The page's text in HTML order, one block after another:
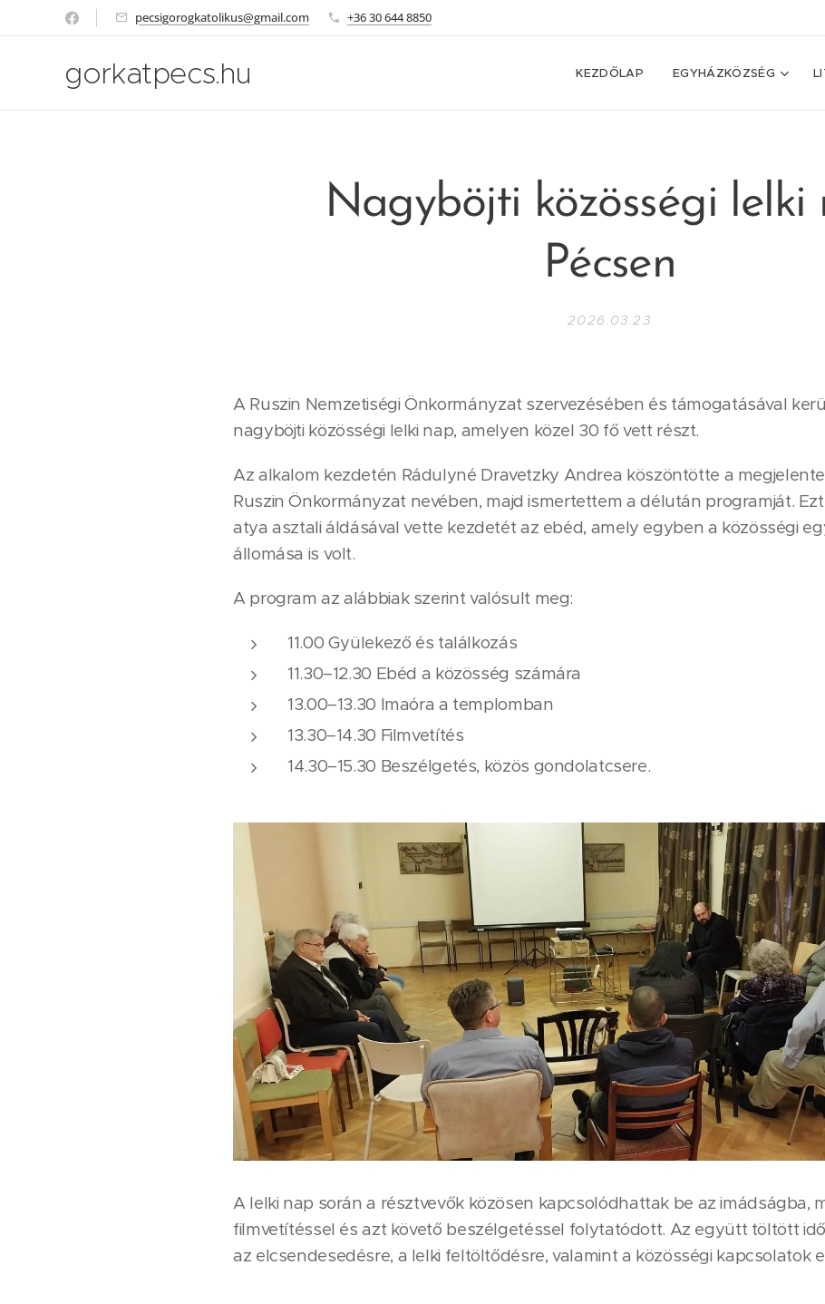
pecsigorogkatolikus@gmail.com +36 30 644 8850
gorkatpecs.hu KEZDŐLAP EGYHÁZKÖZSÉG
Nagyböjti közösségi lelki
Pécsen
2026.03.23
A Ruszin Nemzetiségi Önkormányzat szervezésében és támogatásával
nagyböjti közösségi lelki nap, amelyen közel 30 fő vett részt.
Az alkalom kezdetén Rádulyné Dravetzky Andrea köszöntötte a
Ruszin Önkormányzat nevében, majd ismertettem a délután programját.
atya asztali áldásával vette kezdetét az ebéd, amely egyben a közösségi
állomása is volt.
A program az alábbiak szerint valósult meg:
11.00 Gyülekező és találkozás
11.30–12.30 Ebéd a közösség számára
13.00–13.30 Imaóra a templomban
13.30–14.30 Filmvetítés
14.30–15.30 Beszélgetés, közös gondolatcsere.
A lelki nap során a résztvevők közösen kapcsolódhattak be az imádságba,
filmvetítéssel és azt követő beszélgetéssel folytatódott. Az együtt töltött
az elcsendesedésre, a lelki feltöltődésre, valamint a közösségi kapcsolatok